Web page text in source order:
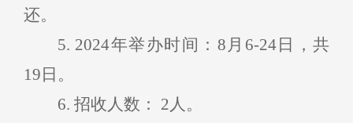
还。
5. 2024年举办时间： 8月 6-24日，共
19日。
6. 招收人数： 2人 。